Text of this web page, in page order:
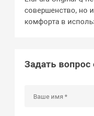
совершенство, но
комфорта в
Задать вопрос